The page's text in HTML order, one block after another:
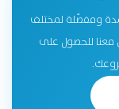
ومفصّلة لمختلف
ناجحة. تواصل معنا للحصول على